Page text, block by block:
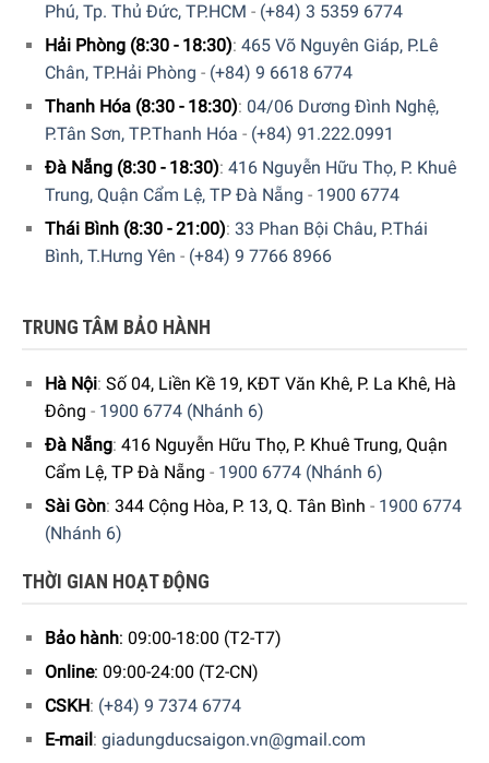
Thiết kế nắp nồi kín, giúp giữ được hương vị món ăn dài
lâu
Nồi Gang Staub La Cocotte Green 22cm được thiết kế với
nắp nồi kín với thân nồi kết hợp với thiết kế các gai trên
nắp, giúp ngưng tụ hơi nước và tạo thành hiệu ứng giọt
mưa giúp giữ được độ ẩm và giữ được hương vị cho món
ăn. Điều này sẽ giúp cho việc chế biến các món ăn theo
kiểu hầm, om sẽ hoàn hảo hơn. Ngoài ra, núm vặn trên nắp
Nồi Gang Staub La Cocotte Green 22cm cũng được thiết kế
hợp cho việc cầm nắm ngay cả khi chúng ta sử dụng với
Phú, Tp. Thủ Đức, TP.HCM - (+84) 3 5359 6774
Hải Phòng (8:30 - 18:30): 465 Võ Nguyên Giáp, P.Lê
Chân, TP.Hải Phòng - (+84) 9 6618 6774
Thanh Hóa (8:30 - 18:30): 04/06 Dương Đình Nghệ,
P.Tân Sơn, TP.Thanh Hóa - (+84) 91.222.0991
Đà Nẵng (8:30 - 18:30): 416 Nguyễn Hữu Thọ, P. Khuê
Trung, Quận Cẩm Lệ, TP Đà Nẵng - 1900 6774
Thái Bình (8:30 - 21:00): 33 Phan Bội Châu, P.Thái
Bình, T.Hưng Yên - (+84) 9 7766 8966
TRUNG TÂM BẢO HÀNH
Hà Nội: Số 04, Liền Kề 19, KĐT Văn Khê, P. La Khê, Hà
Đông - 1900 6774 (Nhánh 6)
Đà Nẵng: 416 Nguyễn Hữu Thọ, P. Khuê Trung, Quận
Cẩm Lệ, TP Đà Nẵng - 1900 6774 (Nhánh 6)
Sài Gòn: 344 Cộng Hòa, P. 13, Q. Tân Bình - 1900 6774
(Nhánh 6)
THỜI GIAN HOẠT ĐỘNG
Bảo hành: 09:00-18:00 (T2-T7)
Online: 09:00-24:00 (T2-CN)
CSKH: (+84) 9 7374 6774
E-mail : giadungducsaigon.vn@gmail.com